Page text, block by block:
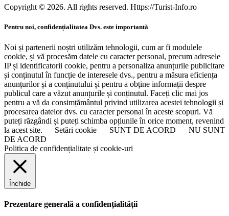
Copyright © 2026. All rights reserved. Https://Turist-Info.ro
Pentru noi, confidențialitatea Dvs. este importantă
Noi și partenerii noștri utilizăm tehnologii, cum ar fi modulele
cookie, și vă procesăm datele cu caracter personal, precum adresele
IP și identificatorii cookie, pentru a personaliza anunțurile publicitare
și conținutul în funcție de interesele dvs., pentru a măsura eficiența
anunțurilor și a conținutului și pentru a obține informații despre
publicul care a văzut anunțurile și conținutul. Faceți clic mai jos
pentru a vă da consimțământul privind utilizarea acestei tehnologii și
procesarea datelor dvs. cu caracter personal în aceste scopuri. Vă
puteți răzgândi și puteți schimba opțiunile în orice moment, revenind
la acest site.
Setări cookie SUNT DE ACORD
NU SUNT
DE ACORD
Politica de confidențialitate și cookie-uri
Închide
Prezentare generală a confidențialității